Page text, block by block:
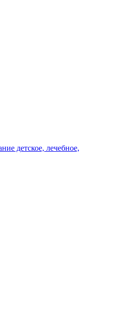
детское, лечебное,